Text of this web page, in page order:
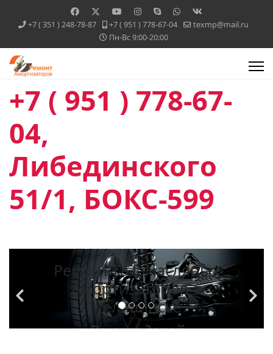
+7 ( 351 ) 248-78-87 +7 ( 951 ) 778-67-04
texmp@mail.ru
Пн-Вс 9:00-20:00
+7 ( 951 ) 778-67-
04,
Либединского
51/1, БОКС-599
Ремонт Газомасляных
Амортизаторов в
Челябинске
По заводской